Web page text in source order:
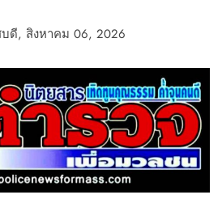
ดี, สิงหาคม 06, 2026